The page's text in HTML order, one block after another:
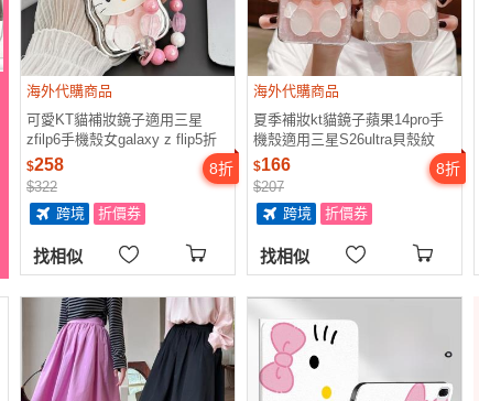
海外代購商品
可愛KT貓補妝鏡子適用三星
zfilp6手機殼女galaxy z flip5折
疊屏zflip4創意波浪邊zflip3軟殼
w24flip全包防摔
$258
$322
8折
跨境 折價券
找相似
海外代購商品
夏季補妝kt貓鏡子蘋果14pro手
機殼適用三星S26ultra貝殼紋
A54 5G全包防摔A14/A53/s21fe
保護套s24ultra
$166
$207
8折
跨境 折價券
找相似